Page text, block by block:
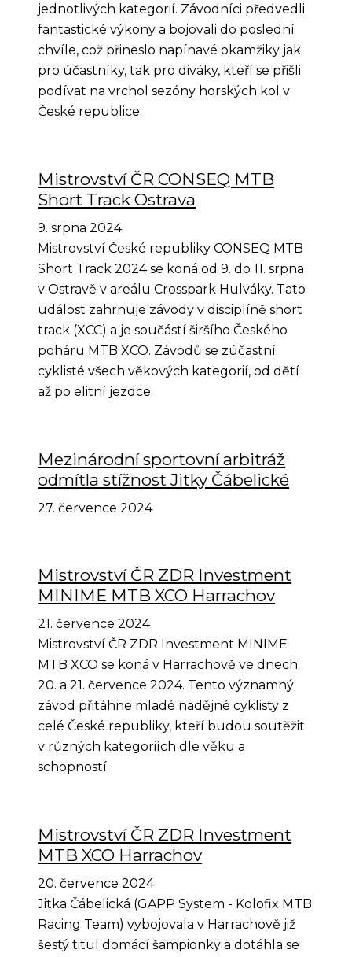
jednotlivých kategorií. Závodníci předvedli
fantastické výkony a bojovali do poslední
chvíle, což přineslo napínavé okamžiky jak
pro účastníky, tak pro diváky, kteří se přišli
podívat na vrchol sezóny horských kol v
České republice.
Mistrovství ČR CONSEQ MTB
Short Track Ostrava
9. srpna 2024
Mistrovství České republiky CONSEQ MTB
Short Track 2024 se koná od 9. do 11. srpna
v Ostravě v areálu Crosspark Hulváky. Tato
událost zahrnuje závody v disciplíně short
track (XCC) a je součástí širšího Českého
poháru MTB XCO. Závodů se zúčastní
cyklisté všech věkových kategorií, od dětí
až po elitní jezdce.
Mezinárodní sportovní arbitráž
odmítla stížnost Jitky Čábelické
27. července 2024
Mistrovství ČR ZDR Investment
MINIME MTB XCO Harrachov
21. července 2024
Mistrovství ČR ZDR Investment MINIME
MTB XCO se koná v Harrachově ve dnech
20. a 21. července 2024. Tento významný
závod přitáhne mladé nadějné cyklisty z
celé České republiky, kteří budou soutěžit
v různých kategoriích dle věku a
schopností.
Mistrovství ČR ZDR Investment
MTB XCO Harrachov
20. července 2024
Jitka Čábelická (GAPP System - Kolofix MTB
Racing Team) vybojovala v Harrachově již
šestý titul domácí šampionky a dotáhla se